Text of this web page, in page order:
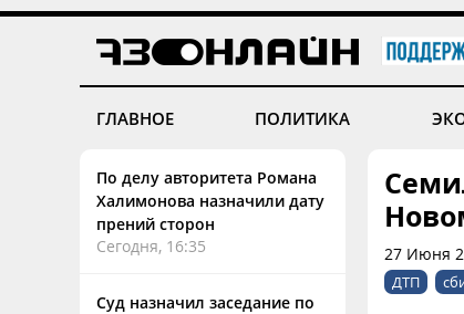
ГЛАВНОЕ ПОЛИТИКА
По делу авторитета Романа
Халимонова назначили дату
прений сторон
Сегодня, 16:35
Суд назначил заседание по
27 Июня
ДТП